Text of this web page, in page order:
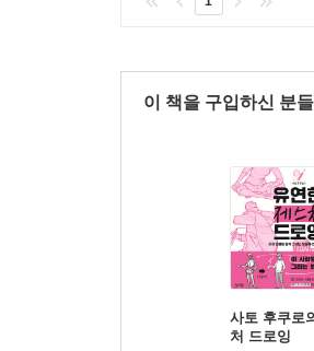
이 책을 구입하신 분
사토 후쿠로
처 드로잉